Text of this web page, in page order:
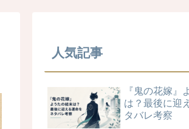
人気記事
『鬼の花嫁』
は？最後に迎
タバレ考察